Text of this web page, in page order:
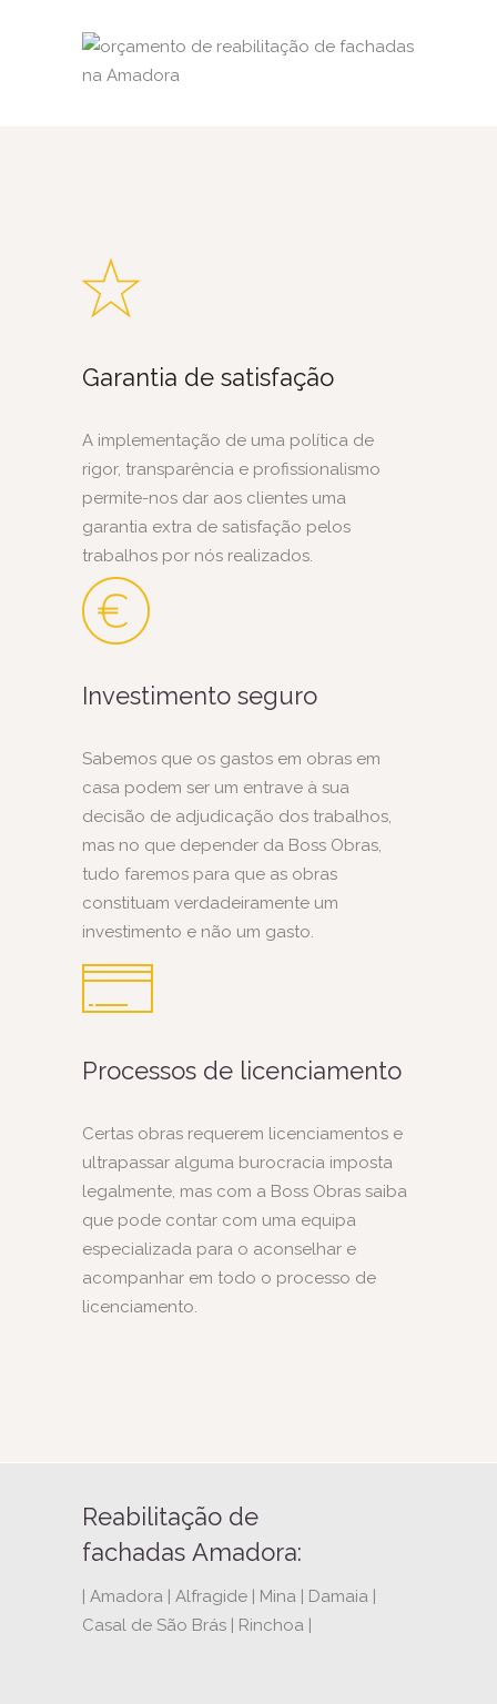
Garantia de satisfação
A implementação de uma política de
rigor, transparência e profissionalismo
permite-nos dar aos clientes uma
garantia extra de satisfação pelos
trabalhos por nós realizados.
Investimento seguro
Sabemos que os gastos em obras em
casa podem ser um entrave à sua
decisão de adjudicação dos trabalhos,
mas no que depender da Boss Obras,
tudo faremos para que as obras
constituam verdadeiramente um
investimento e não um gasto.
Processos de licenciamento
Certas obras requerem licenciamentos e
ultrapassar alguma burocracia imposta
legalmente, mas com a Boss Obras saiba
que pode contar com uma equipa
especializada para o aconselhar e
acompanhar em todo o processo de
licenciamento.
Reabilitação de
fachadas Amadora:
| Amadora | Alfragide | Mina | Damaia |
Casal de São Brás | Rinchoa |